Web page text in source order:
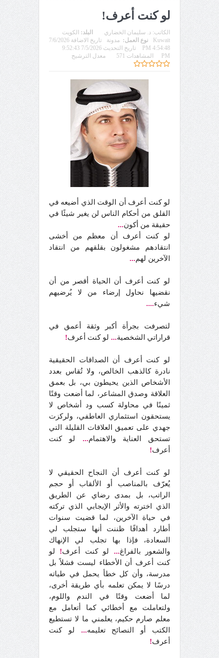
لو كنت أعرف!
الكاتب: د. سليمان الخضاري البلد: الكويت
Kuwait
نوع العمل: مدونة
تاريخ الاضافة 7/6/2026
4:54:48 PM
تاريخ التحديث 7/5/2026 9:52:43
PM
المشاهدات 571 معدل الترشيح
لو كنت أعرف أن الوقت الذي أضيعه في
القلق من أحكام الناس لن يغير شيئًا في
حقيقة من أكون...
لو كنت أعرف أن معظم من أخشى
انتقادهم مشغولون بقلقهم من انتقاد
الآخرين لهم...
لو كنت أعرف أن الحياة أقصر من أن
نقضيها نحاول إرضاء من لا يُرضيهم
شيء....
لتصرفت بجرأة أكبر وثقة أعمق في
قراراتي الشخصية... لو كنت أعرف!
لو كنت أعرف أن الصداقات الحقيقية
نادرة كالذهب الخالص، ولا تُقاس بعدد
الأشخاص الذين يحيطون بي، بل بعمق
العلاقة وصدق المشاعر، لما أضعت وقتًا
ثمينًا في محاولة كسب ود أشخاص لا
يستحقون استثماري العاطفي، ولركزت
جهدي على تعميق العلاقات القليلة التي
تستحق العناية والاهتمام... لو كنت
أعرف!
لو كنت أعرف أن النجاح الحقيقي لا
يُعرّف بالمناصب أو الألقاب أو حجم
الراتب، بل بمدى رضاي عن الطريق
الذي اخترته والأثر الإيجابي الذي تركته
في حياة الآخرين، لما قضيت سنوات
أطارد أهدافًا ظننت أنها ستجلب لي
السعادة، فإذا بها تجلب لي الإنهاك
والشعور بالفراغ... لو كنت أعرف! لو
كنت أعرف أن الأخطاء ليست فشلاً بل
مدرسة، وأن كل خطأ يحمل في طياته
درسًا لا يمكن تعلمه بأي طريقة أخرى،
لما أضعت وقتًا في الندم واللوم،
ولتعاملت مع أخطائي كما أتعامل مع
معلم صارم حكيم، يعلمني ما لا تستطيع
الكتب أو النصائح تعليمه... لو كنت
أعرف!